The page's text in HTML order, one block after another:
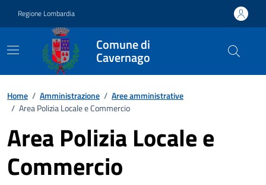
Regione Lombardia
Comune di
Cavernago
Home / Amministrazione / Aree amministrative
/ Area Polizia Locale e Commercio
Area Polizia Locale e
Commercio